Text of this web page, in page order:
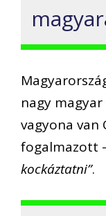
nagy
vagyona van
fogalmazott
kockáztatni”.